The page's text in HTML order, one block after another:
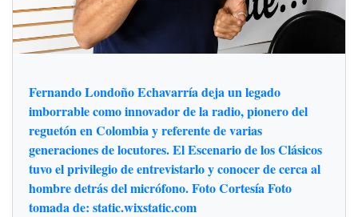
Fernando Londoño Echavarría deja un legado
imborrable como innovador de la radio, pionero del
reguetón en Colombia y referente de varias
generaciones de locutores. El Escenario de los Clásicos
tuvo el privilegio de entrevistarlo y conocer de cerca al
hombre detrás del micrófono. Foto Cortesía Foto
tomada de: static.wixstatic.com